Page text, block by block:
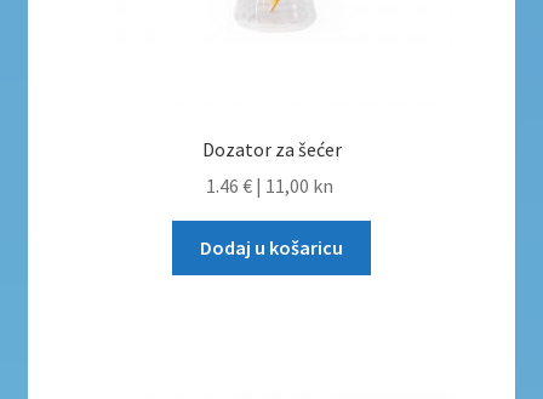
Dozator za šećer
1.46 € | 11,00 kn
Dodaj u košaricu